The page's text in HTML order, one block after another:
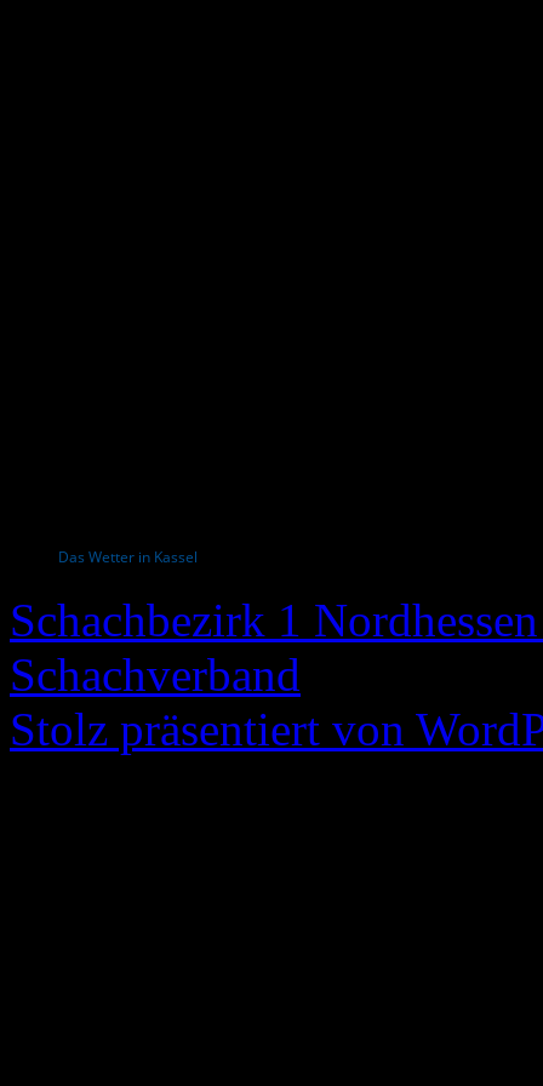
Das Wetter in Kassel
Schachbezirk 1
Schachverband
Stolz präsentiert von